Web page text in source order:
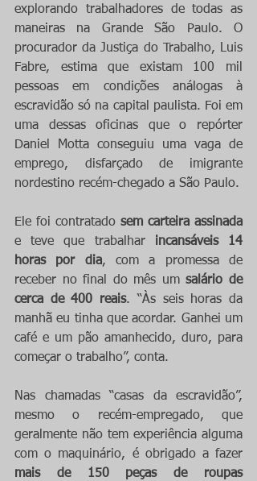
explorando trabalhadores de todas as
maneiras na Grande São Paulo. O
procurador da Justiça do Trabalho, Luis
Fabre, estima que existam 100 mil
pessoas em condições análogas à
escravidão só na capital paulista. Foi em
uma dessas oficinas que o repórter
Daniel Motta conseguiu uma vaga de
emprego, disfarçado de imigrante
nordestino recém-chegado a São Paulo.
Ele foi contratado sem carteira assinada
e teve que trabalhar incansáveis 14
horas por dia, com a promessa de
receber no final do mês um salário de
cerca de 400 reais. “Às seis horas da
manhã eu tinha que acordar. Ganhei um
café e um pão amanhecido, duro, para
começar o trabalho”, conta.
Nas chamadas “casas da escravidão”,
mesmo o recém-empregado, que
geralmente não tem experiência alguma
mais de 150 peças de roupas